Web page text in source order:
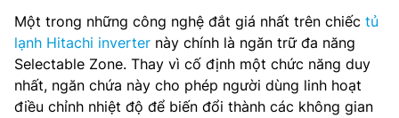
Một trong những công nghệ đắt giá nhất trên chiếc tủ
lạnh Hitachi inverter này chính là ngăn trữ đa năng
Selectable Zone. Thay vì cố định một chức năng duy
nhất, ngăn chứa này cho phép người dùng linh hoạt
điều chỉnh nhiệt độ để biến đổi thành các không gian